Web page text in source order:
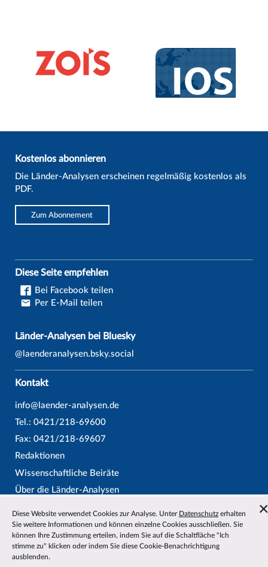
Kostenlos abonnieren
Die Länder-Analysen erscheinen regelmäßig kostenlos als
PDF.
Zum Abonnement
Diese Seite empfehlen
Bei Facebook teilen
Per E-Mail teilen
Länder-Analysen bei Bluesky
@laenderanalysen.bsky.social
Kontakt
info@laender-analysen.de
Tel.: 0421/218-69600
Fax: 0421/218-69607
Redaktionen
Wissenschaftliche Beiräte
Über die Länder-Analysen
Diese Website verwendet Cookies zur Analyse. Unter Datenschutz erhalten
Sie weitere Informationen und können einzelne Cookies ausschließen. Sie
können Ihre Zustimmung erteilen, indem Sie auf die Schaltfläche "Ich
stimme zu" klicken oder indem Sie diese Cookie-Benachrichtigung
ausblenden.